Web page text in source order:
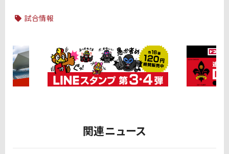
試合情報
関連ニュース